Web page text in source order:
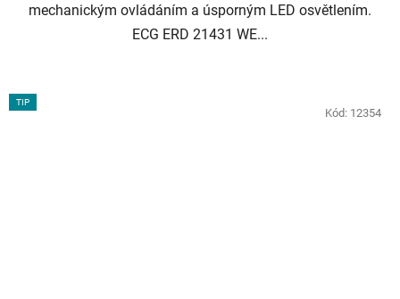
mechanickým ovládáním a úsporným LED osvětlením.
ECG ERD 21431 WE...
TIP
Kód: 12354